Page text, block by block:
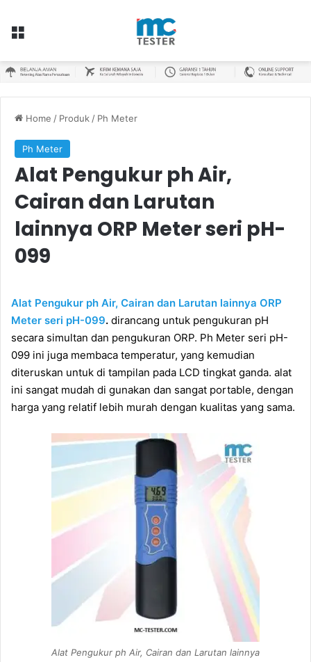
Menu
Home / Produk / Ph Meter
Ph Meter
Alat Pengukur ph Air,
Cairan dan Larutan
lainnya ORP Meter seri pH-
099
Alat Pengukur ph Air, Cairan dan Larutan lainnya ORP
Meter seri pH-099. dirancang untuk pengukuran pH
secara simultan dan pengukuran ORP. Ph Meter seri pH-
099 ini juga membaca temperatur, yang kemudian
diteruskan untuk di tampilan pada LCD tingkat ganda. alat
ini sangat mudah di gunakan dan sangat portable, dengan
harga yang relatif lebih murah dengan kualitas yang sama.
Alat Pengukur ph Air, Cairan dan Larutan lainnya